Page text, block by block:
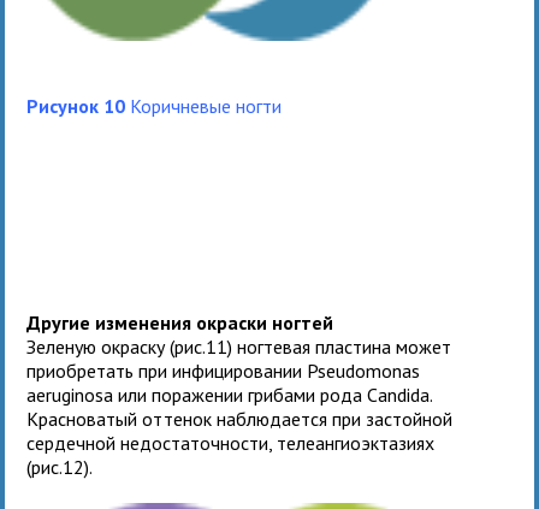
Рисунок 10 Коричневые ногти
Другие изменения окраски ногтей
Зеленую окраску (рис.11) ногтевая пластина может
приобретать при инфицировании Pseudomonas
aeruginosa или поражении грибами рода Candida.
Красноватый оттенок наблюдается при застойной
сердечной недостаточности, телеангиоэктазиях
(рис.12).